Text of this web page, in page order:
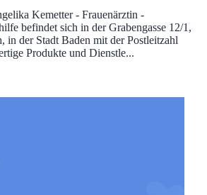
Kemetter - Frauenärztin -
befindet sich in der Grabengasse 12/1,
in der Stadt Baden mit der Postleitzahl
Produkte und Dienstle...